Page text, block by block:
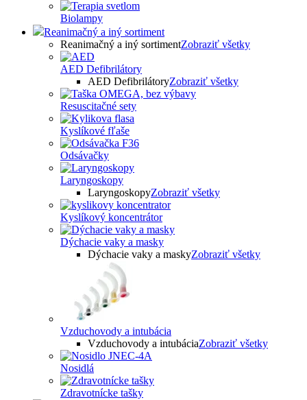
Biolampy
Reanimačný a iný sortiment
Reanimačný a iný sortimentZobraziť všetky
AED Defibrilátory
AED DefibrilátoryZobraziť všetky
Resuscitačné sety
Kyslíkové fľaše
Odsávačky
Laryngoskopy
LaryngoskopyZobraziť všetky
Kyslíkový koncentrátor
Dýchacie vaky a masky
Dýchacie vaky a maskyZobraziť všetky
Vzduchovody a intubácia
Vzduchovody a intubáciaZobraziť všetky
Nosidlá
Zdravotnícke tašky